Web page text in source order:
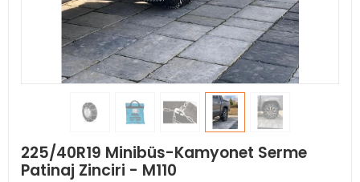
225/40R19 Minibüs-Kamyonet Serme
Patinaj Zinciri - M110